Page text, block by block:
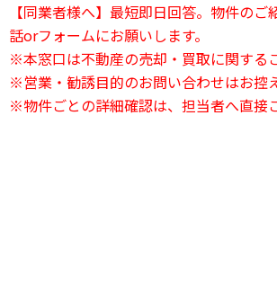
【同業者様へ】最短即日回答。物件のご
話orフォームにお願いします。
※本窓口は不動産の売却・買取に関する
※営業・勧誘目的のお問い合わせはお控
※物件ごとの詳細確認は、担当者へ直接